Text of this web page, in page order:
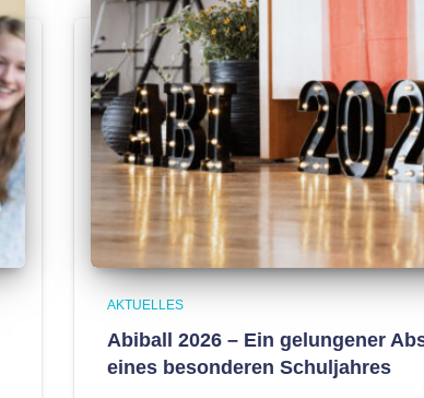
AKTUELLES
Abiball 2026 – Ein gelungener
eines besonderen Schuljahres